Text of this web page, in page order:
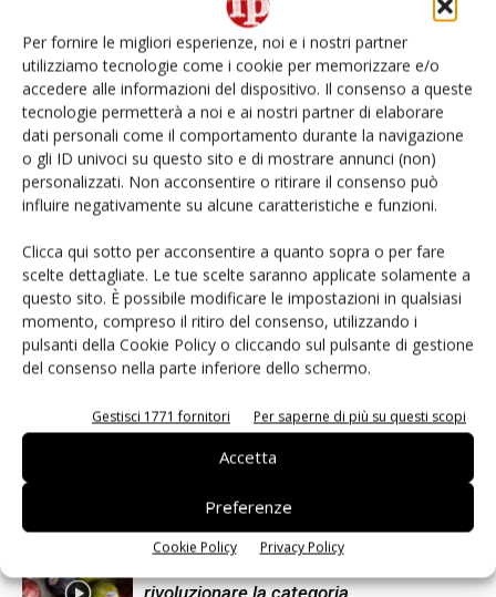
Per fornire le migliori esperienze, noi e i nostri partner
utilizziamo tecnologie come i cookie per memorizzare e/o
accedere alle informazioni del dispositivo. Il consenso a queste
tecnologie permetterà a noi e ai nostri partner di elaborare
dati personali come il comportamento durante la navigazione
o gli ID univoci su questo sito e di mostrare annunci (non)
personalizzati. Non acconsentire o ritirare il consenso può
influire negativamente su alcune caratteristiche e funzioni.
Clicca qui sotto per acconsentire a quanto sopra o per fare
scelte dettagliate. Le tue scelte saranno applicate solamente a
questo sito. È possibile modificare le impostazioni in qualsiasi
momento, compreso il ritiro del consenso, utilizzando i
pulsanti della Cookie Policy o cliccando sul pulsante di gestione
del consenso nella parte inferiore dello schermo.
Gestisci 1771 fornitori Per saperne di più su questi scopi
Accetta
Preferenze
Cookie Policy Privacy Policy
Globalgap
Con Chronofresh le poste
francesi ti portano i freschi a
Redazione
Apofruit, estate da record per il bio:
doppia cifra